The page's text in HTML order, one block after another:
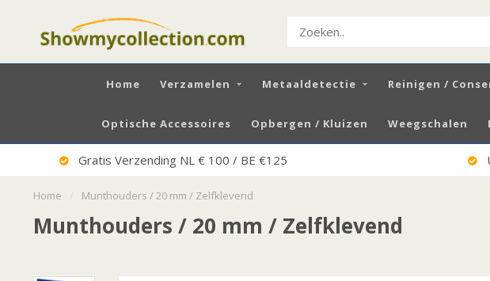
Home Verzamelen Metaaldetectie Reinigen /
Optische Accessoires Opbergen / Kluizen Weegschalen
Uitstekende Service
Home Munthouders / 20 mm / Zelfklevend
Munthouders / 20 mm / Zelfklevend